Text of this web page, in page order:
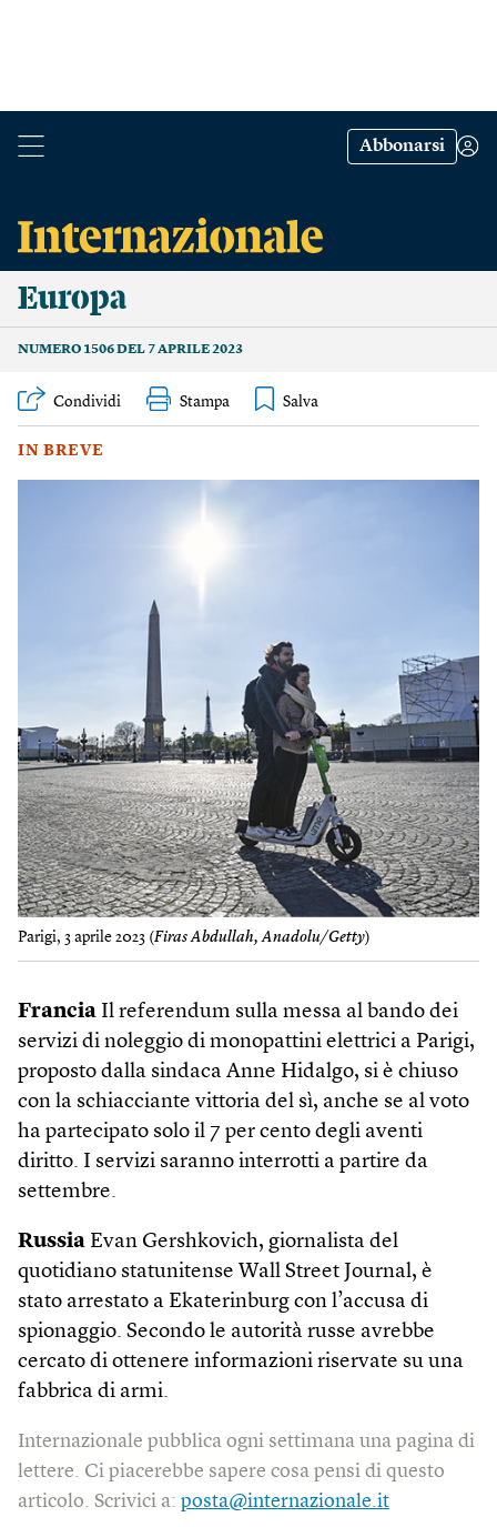
Abbonarsi
Europa
NUMERO 1506 DEL 7 APRILE 2023
Condividi Stampa
IN BREVE
Parigi, 3 aprile 2023 (Firas Abdullah, Anadolu/Getty)
Francia Il referendum sulla messa al bando dei
servizi di noleggio di monopattini elettrici a Parigi,
proposto dalla sindaca Anne Hidalgo, si è chiuso
con la schiacciante vittoria del sì, anche se al voto
ha partecipato solo il 7 per cento degli aventi
diritto. I servizi saranno interrotti a partire da
settembre.
Russia Evan Gershkovich, giornalista del
quotidiano statunitense Wall Street Journal, è
stato arrestato a Ekaterinburg con l’accusa di
spionaggio. Secondo le autorità russe avrebbe
cercato di ottenere informazioni riservate su una
fabbrica di armi.
Internazionale pubblica ogni settimana una pagina di
lettere. Ci piacerebbe sapere cosa pensi di questo
articolo. Scrivici a: posta@internazionale.it